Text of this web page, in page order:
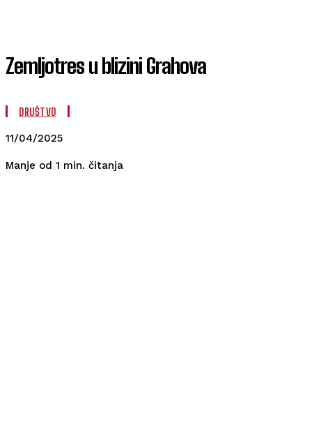
Zemljotres u blizini Grahova
DRUŠTVO
11/04/2025
Manje od 1 min. čitanja